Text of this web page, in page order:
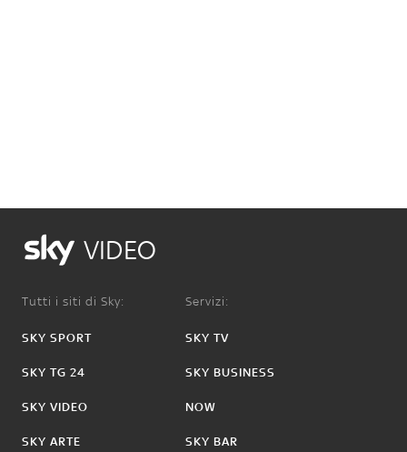
VIDEO
Tutti i siti di Sky:
SKY SPORT
SKY TG 24
SKY VIDEO
SKY ARTE
Servizi:
SKY TV
SKY BUSINESS
NOW
SKY BAR